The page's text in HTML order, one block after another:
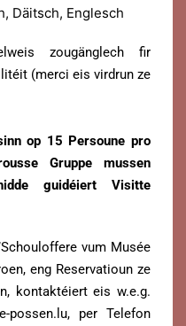
Däitsch, Englesch
zougänglech fir
(merci eis virdrun ze
op 15 Persoune pro
Gruppe mussen
guidéiert Visitte
vum Musée
eng Reservatioun ze
kontaktéiert eis w.e.g.
possen.lu, per Telefon